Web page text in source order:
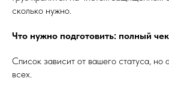
сколько нужно.
Что нужно подготовить: полный
Список зависит от вашего статуса, но
всех.